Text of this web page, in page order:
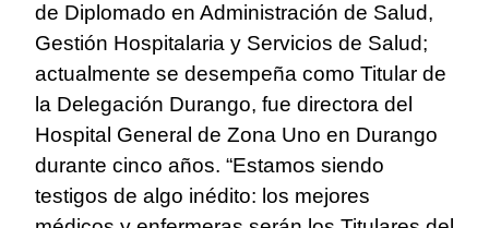
de Diplomado en Administración de Salud,
Gestión Hospitalaria y Servicios de Salud;
actualmente se desempeña como Titular de
la Delegación Durango, fue directora del
Hospital General de Zona Uno en Durango
durante cinco años. “Estamos siendo
testigos de algo inédito: los mejores